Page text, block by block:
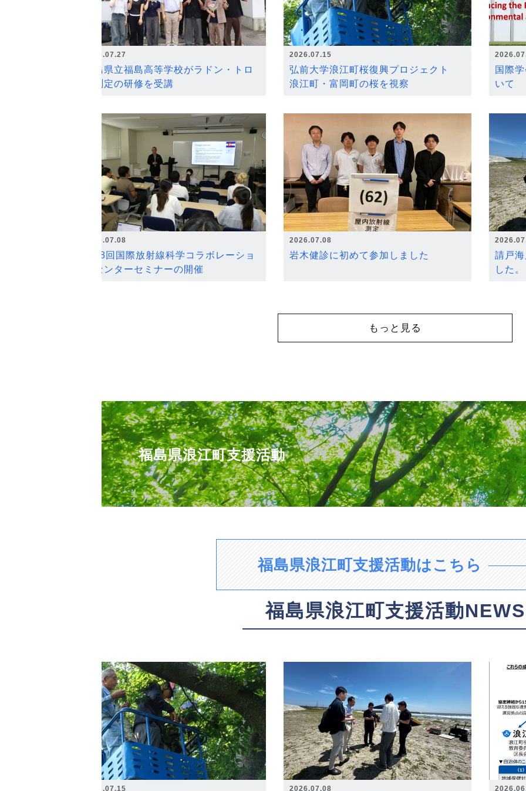
2026.07.27
福島県立福島高等学校がラドン・トロ
ン測定の研修を受講
2026.07.15
弘前大学浪江町桜復興プロジェクト
浪江町・富岡町の桜を視察
国際
いて
2026.07.08
第18回国際放射線科学コラボレーショ
ンセンターセミナーの開催
2026.07.08
岩木健診に初めて参加しました
請戸
した。
もっと見る
福島県浪江町支援活動
福島県浪江町支援活動はこちら
福島県浪江町支援活動NEWS
2026.07.15 2026.07.08